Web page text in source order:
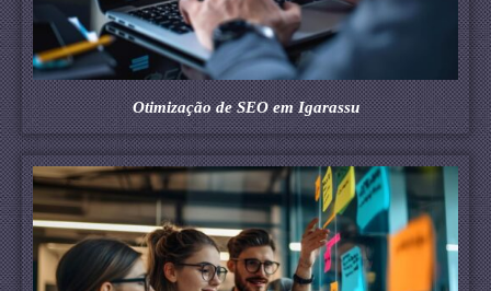
Otimização de SEO em Igarassu